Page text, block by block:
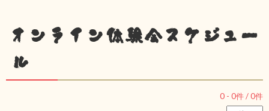
オンライン体験会スケジュー
ル
0 - 0件 /0件